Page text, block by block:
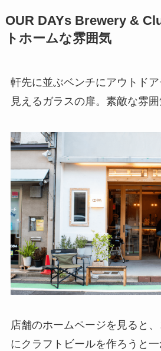
OUR DAYs Brewery &
トホームな雰囲気
軒先に並ぶベンチにアウトド
見えるガラスの扉。素敵な雰囲
店舗のホームページを見ると
にクラフトビールを作ろうと一